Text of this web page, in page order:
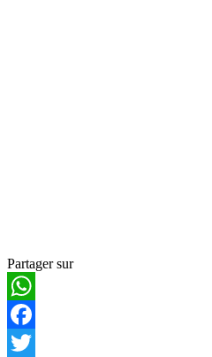
Partager sur
WhatsApp
Facebook